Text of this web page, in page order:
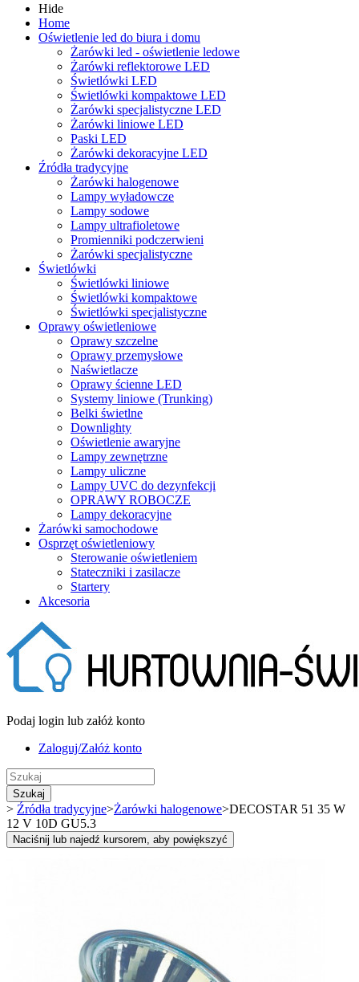
Hide
Home
Oświetlenie led do biura i domu
Żarówki led - oświetlenie ledowe
Żarówki reflektorowe LED
Świetlówki LED
Świetlówki kompaktowe LED
Żarówki specjalistyczne LED
Żarówki liniowe LED
Paski LED
Żarówki dekoracyjne LED
Źródła tradycyjne
Żarówki halogenowe
Lampy wyładowcze
Lampy sodowe
Lampy ultrafioletowe
Promienniki podczerwieni
Żarówki specjalistyczne
Świetlówki
Świetlówki liniowe
Świetlówki kompaktowe
Świetlówki specjalistyczne
Oprawy oświetleniowe
Oprawy szczelne
Oprawy przemysłowe
Naświetlacze
Oprawy ścienne LED
Systemy liniowe (Trunking)
Belki świetlne
Downlighty
Oświetlenie awaryjne
Lampy zewnętrzne
Lampy uliczne
Lampy UVC do dezynfekcji
OPRAWY ROBOCZE
Lampy dekoracyjne
Żarówki samochodowe
Osprzęt oświetleniowy
Sterowanie oświetleniem
Stateczniki i zasilacze
Startery
Akcesoria
Podaj login lub załóż konto
Zaloguj/Załóż konto
Szukaj
> Źródła tradycyjne>Żarówki halogenowe>DECOSTAR 51 35 W
12 V 10D GU5.3
Naciśnij lub najedź kursorem, aby powiększyć